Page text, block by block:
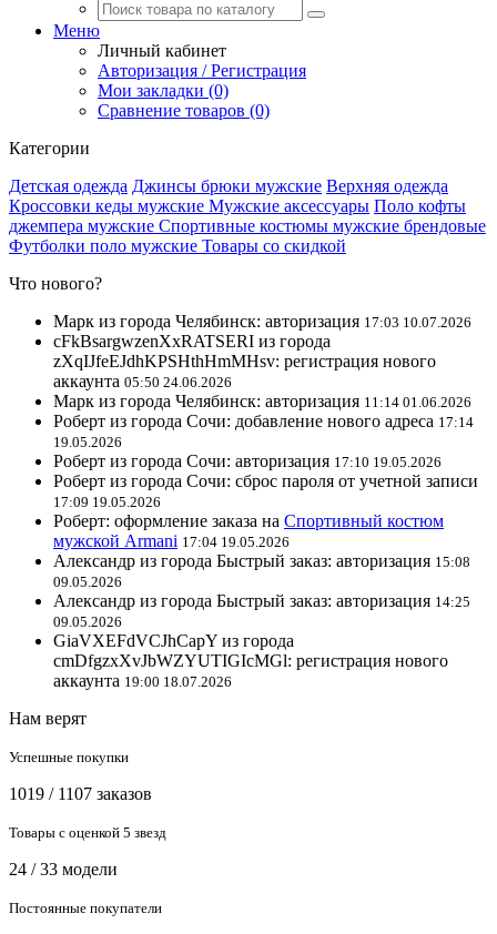
Меню
Личный кабинет
Авторизация / Регистрация
Мои закладки (0)
Сравнение товаров (0)
Категории
Детская одежда Джинсы брюки мужские Верхняя одежда
Кроссовки кеды мужские Мужские аксессуары Поло кофты
джемпера мужские Спортивные костюмы мужские брендовые
Футболки поло мужские Товары со скидкой
Что нового?
Марк из города Челябинск: авторизация 17:03 10.07.2026
cFkBsargwzenXxRATSERI из города
zXqIJfeEJdhKPSHthHmMHsv: регистрация нового
аккаунта 05:50 24.06.2026
Марк из города Челябинск: авторизация 11:14 01.06.2026
Роберт из города Сочи: добавление нового адреса 17:14
19.05.2026
Роберт из города Сочи: авторизация 17:10 19.05.2026
Роберт из города Сочи: сброс пароля от учетной записи
17:09 19.05.2026
Роберт: оформление заказа на Спортивный костюм
мужской Armani 17:04 19.05.2026
Александр из города Быстрый заказ: авторизация 15:08
09.05.2026
Александр из города Быстрый заказ: авторизация 14:25
09.05.2026
GiaVXEFdVCJhCapY из города
cmDfgzxXvJbWZYUTIGIcMGl: регистрация нового
аккаунта 19:00 18.07.2026
Нам верят
Успешные покупки
1019 / 1107 заказов
Товары с оценкой 5 звезд
24 / 33 модели
Постоянные покупатели